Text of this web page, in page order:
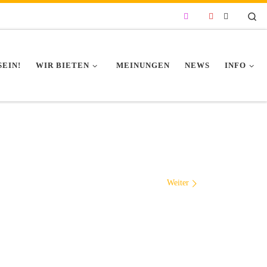
WIR BIETEN MEINUNGEN NEWS INFO
Weiter